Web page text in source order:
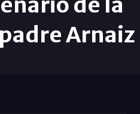
Arnaiz